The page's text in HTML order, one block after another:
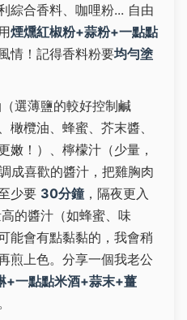
綜合香料、咖哩粉... 自由
煙燻紅椒粉+蒜粉+一點點
情！記得香料粉要均勻塗
選薄鹽的較好控制鹹
橄欖油、蜂蜜、芥末醬、
嫩！）、檸檬汁（少量，
成喜歡的醬汁，把雞胸肉
少要 30分鐘，隔夜更入
的醬汁（如蜂蜜、味
能會有點黏黏的，我會稍
煎上色。分享一個我老公
+一點點米酒+蒜末+薑